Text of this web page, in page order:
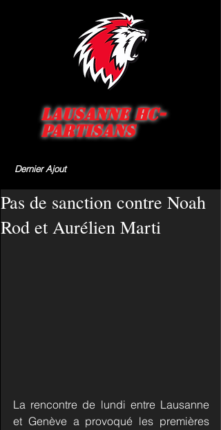
Lausanne HC-
Partisans
Dernier Ajout
Pas de sanction contre Noah
Rod et Aurélien Marti
La rencontre de lundi entre Lausanne
et Genève a provoqué les premières